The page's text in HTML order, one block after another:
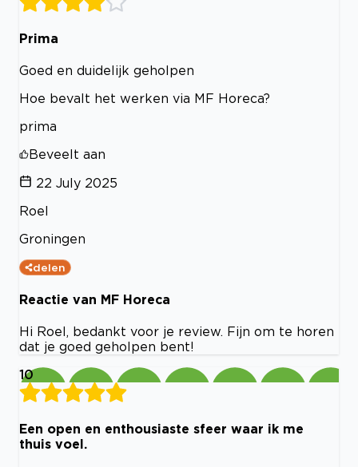
Prima
Goed en duidelijk geholpen
Hoe bevalt het werken via MF Horeca?
prima
Beveelt aan
22 July 2025
Roel
Groningen
delen
Reactie van MF Horeca
Hi Roel, bedankt voor je review. Fijn om te horen
dat je goed geholpen bent!
10
Een open en enthousiaste sfeer waar ik me
thuis voel.